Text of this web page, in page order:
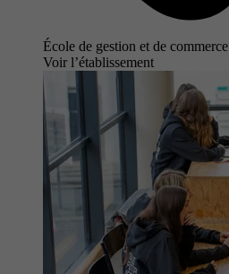
École de gestion et de commerce
Voir l’établissement